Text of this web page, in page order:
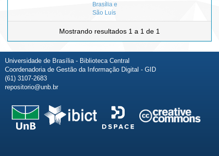
Brasília e
São Luís
Mostrando resultados 1 a 1 de 1
Universidade de Brasília - Biblioteca Central
Coordenadoria de Gestão da Informação Digital - GID
(61) 3107-2683
repositorio@unb.br